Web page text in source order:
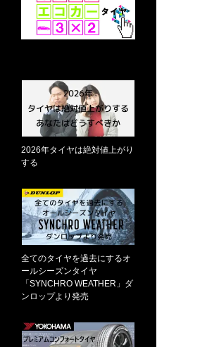
2026年タイヤは絶対値上がり
する
全てのタイヤを過去にするオ
ールシーズンタイヤ
「SYNCHRO WEATHER」ダ
ンロップより発売